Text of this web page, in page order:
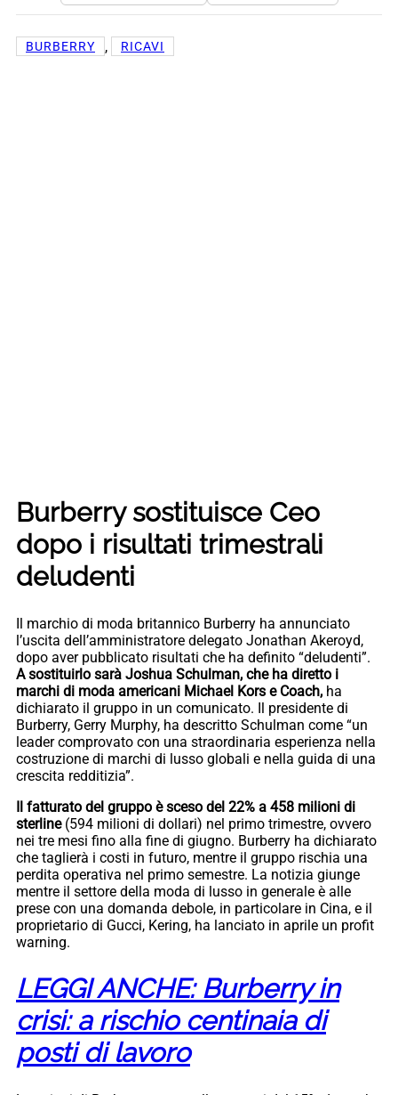
BURBERRY , RICAVI
Burberry sostituisce Ceo
dopo i risultati trimestrali
deludenti
Il marchio di moda britannico Burberry ha annunciato
l’uscita dell’amministratore delegato Jonathan Akeroyd,
dopo aver pubblicato risultati che ha definito “deludenti”.
A sostituirlo sarà Joshua Schulman, che ha diretto i
marchi di moda americani Michael Kors e Coach, ha
dichiarato il gruppo in un comunicato. Il presidente di
Burberry, Gerry Murphy, ha descritto Schulman come “un
leader comprovato con una straordinaria esperienza nella
costruzione di marchi di lusso globali e nella guida di una
crescita redditizia”.
Il fatturato del gruppo è sceso del 22% a 458 milioni di
sterline (594 milioni di dollari) nel primo trimestre, ovvero
nei tre mesi fino alla fine di giugno. Burberry ha dichiarato
che taglierà i costi in futuro, mentre il gruppo rischia una
perdita operativa nel primo semestre. La notizia giunge
mentre il settore della moda di lusso in generale è alle
prese con una domanda debole, in particolare in Cina, e il
proprietario di Gucci, Kering, ha lanciato in aprile un profit
warning.
LEGGI ANCHE: Burberry in
crisi: a rischio centinaia di
posti di lavoro